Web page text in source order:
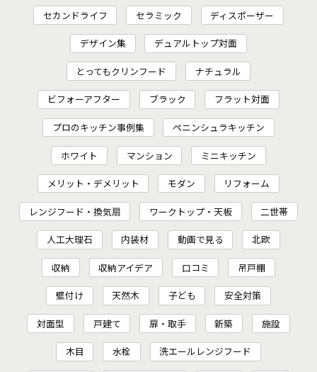
セカンドライフ セラミック ディスポーザー
デザイン集 デュアルトップ対面
とってもクリンフード ナチュラル
ビフォーアフター ブラック フラット対面
プロのキッチン事例集 ペニンシュラキッチン
ホワイト マンション ミニキッチン
メリット・デメリット モダン リフォーム
レンジフード・換気扇 ワークトップ・天板 二世帯
人工大理石 内装材 動画で見る 北欧
収納 収納アイデア 口コミ 吊戸棚
壁付け 天然木 子ども 安全対策
対面型 戸建て 扉・取手 新築 施設
木目 水栓 洗エールレンジフード